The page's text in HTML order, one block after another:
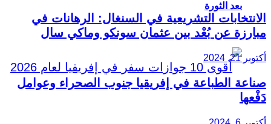
بعد الثورة
الانتخابات التشريعية في السنغال: الرهانات في
مبارزة عن بُعْد بين عثمان سونكو وماكي سال
أكتوبر 21, 2024
صناعة الطباعة في إفريقيا جنوب الصحراء وعوامل
دَفْعها